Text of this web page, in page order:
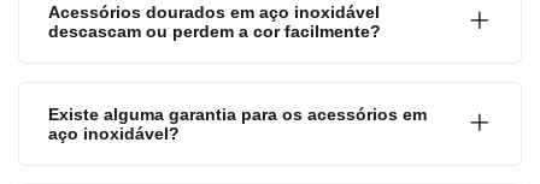
Acessórios dourados em aço inoxidável
descascam ou perdem a cor facilmente?
Existe alguma garantia para os acessórios em
aço inoxidável?